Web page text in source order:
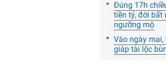
Đúng 17h
tiền tỷ, đời bất
ngưỡng mộ
Vào ngày
giáp tài lộc